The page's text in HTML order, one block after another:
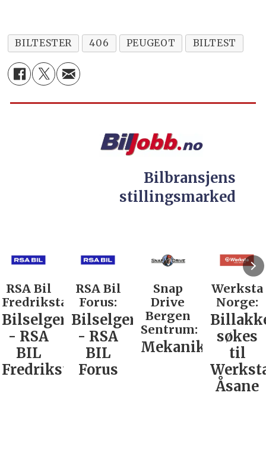
BILTESTER 406 PEUGEOT BILTEST
Bilbransjens
stillingsmarked
RSA Bil
Fredrikstad:
Bilselger
- RSA
BIL
Fredrikstad
RSA Bil
Forus:
Bilselger
- RSA
BIL
Forus
Snap
Drive
Bergen
Sentrum:
Mekaniker
Werksta
Norge:
søkes
til
Åsane